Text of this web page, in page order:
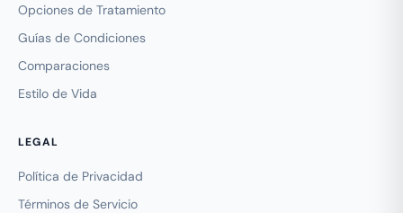
Opciones de Tratamiento
Guías de Condiciones
Comparaciones
Estilo de Vida
LEGAL
Política de Privacidad
Términos de Servicio